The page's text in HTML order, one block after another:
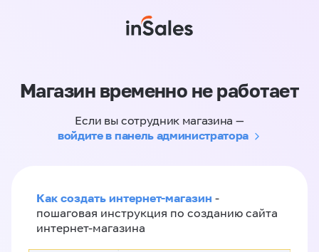
Магазин временно не работает
Если вы сотрудник магазина —
войдите в панель администратора
Как создать интернет-магазин -
пошаговая инструкция по созданию сайта
интернет-магазина